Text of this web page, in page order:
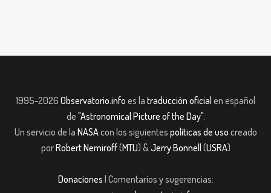
1995-2026 Observatorio.info es la traducción oficial en español
de "Astronomical Picture of the Day".
Un servicio de la NASAcon los siguientes políticas de uso creado
porRobert Nemiroff(MTU) &Jerry Bonnell (USRA)
Donaciones | Comentarios y sugerencias: